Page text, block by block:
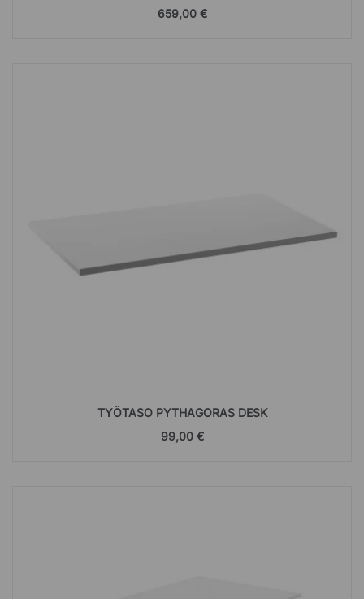
659,00 €
TYÖTASO PYTHAGORAS DESK
99,00 €